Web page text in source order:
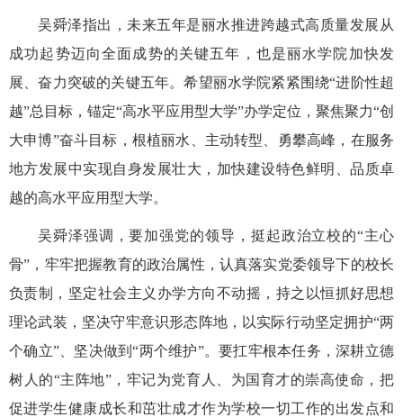
吴舜泽指出，未来五年是丽水推进跨越式高质量发展从
成功起势迈向全面成势的关键五年，也是丽水学院加快发
展、奋力突破的关键五年。希望丽水学院紧紧围绕“进阶性超
越”总目标，锚定“高水平应用型大学”办学定位，聚焦聚力“创
大申博”奋斗目标，根植丽水、主动转型、勇攀高峰，在服务
地方发展中实现自身发展壮大，加快建设特色鲜明、品质卓
越的高水平应用型大学。
吴舜泽强调，要加强党的领导，挺起政治立校的“主心
骨”，牢牢把握教育的政治属性，认真落实党委领导下的校长
负责制，坚定社会主义办学方向不动摇，持之以恒抓好思想
理论武装，坚决守牢意识形态阵地，以实际行动坚定拥护“两
个确立”、坚决做到“两个维护”。要扛牢根本任务，深耕立德
树人的“主阵地”，牢记为党育人、为国育才的崇高使命，把
促进学生健康成长和茁壮成才作为学校一切工作的出发点和